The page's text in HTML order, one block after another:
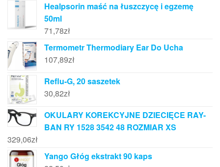
Healpsorin maść na łuszczycę i egzemę
50ml
71,78zł
Termometr Thermodiary Ear Do Ucha
107,89zł
Reflu-G, 20 saszetek
30,82zł
OKULARY KOREKCYJNE DZIECIĘCE RAY-
BAN RY 1528 3542 48 ROZMIAR XS
329,06zł
Yango Głóg ekstrakt 90 kaps